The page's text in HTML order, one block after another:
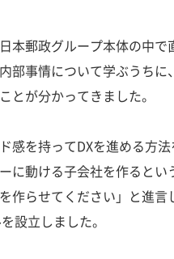
本郵政グループ本体の中
部事情について学ぶうち
とが分かってきました。
感を持ってDXを進める方
に動ける子会社を作ると
作らせてください」と進
設立しました。